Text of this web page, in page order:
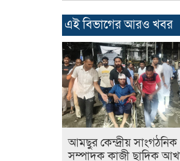
এই বিভাগের আরও খবর
আমছুর কেন্দ্রীয় সাংগঠনিক
সম্পাদক কাজী ছাদিক